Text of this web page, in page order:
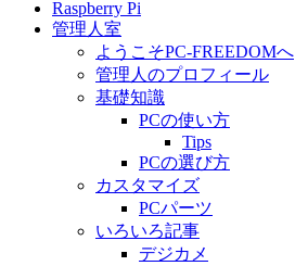
Raspberry Pi
管理人室
ようこそPC-FREEDOMへ
管理人のプロフィール
基礎知識
PCの使い方
Tips
PCの選び方
カスタマイズ
PCパーツ
いろいろ記事
デジカメ